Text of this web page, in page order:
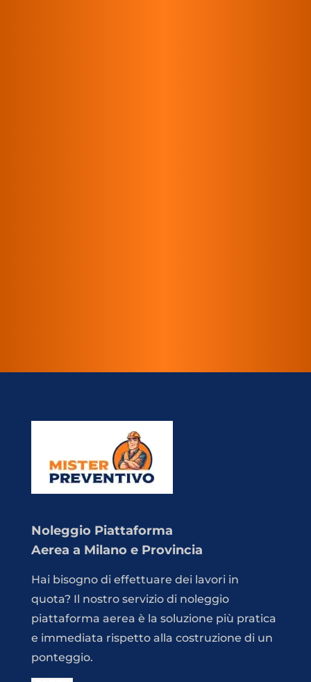
Noleggio Piattaforma
Aerea a Milano e Provincia
Hai bisogno di effettuare dei lavori in
quota? Il nostro servizio di noleggio
piattaforma aerea è la soluzione più pratica
e immediata rispetto alla costruzione di un
ponteggio.